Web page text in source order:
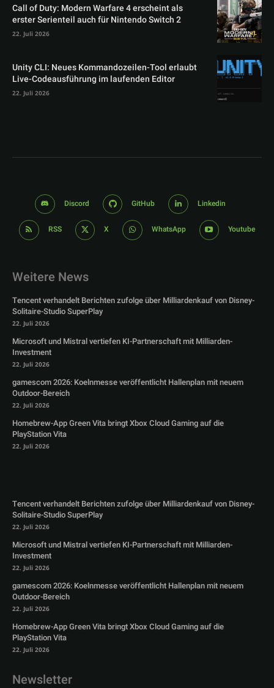
Call of Duty: Modern Warfare 4 erscheint als
erster Serienteil auch für Nintendo Switch 2
22. Juli 2026
Unity CLI: Neues Kommandozeilen-Tool erlaubt
Live-Codeausführung im laufenden Editor
22. Juli 2026
Discord GitHub Linkedin
RSS X WhatsApp Youtube
Weitere News
Tencent verhandelt Berichten zufolge über Milliardenkauf von Disney-
Solitaire-Studio SuperPlay
22. Juli 2026
Microsoft und Mistral vertiefen KI-Partnerschaft mit Milliarden-
Investment
22. Juli 2026
gamescom 2026: Koelnmesse veröffentlicht Hallenplan mit neuem
Outdoor-Bereich
22. Juli 2026
Homebrew-App Green Vita bringt Xbox Cloud Gaming auf die
PlayStation Vita
22. Juli 2026
Tencent verhandelt Berichten zufolge über Milliardenkauf von Disney-
Solitaire-Studio SuperPlay
22. Juli 2026
Microsoft und Mistral vertiefen KI-Partnerschaft mit Milliarden-
Investment
22. Juli 2026
gamescom 2026: Koelnmesse veröffentlicht Hallenplan mit neuem
Outdoor-Bereich
22. Juli 2026
Homebrew-App Green Vita bringt Xbox Cloud Gaming auf die
PlayStation Vita
22. Juli 2026
Newsletter